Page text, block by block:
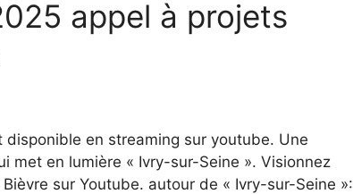
appel à projets
en streaming sur youtube. Une
met en lumière « Ivry-sur-Seine ». Visionnez
sur Youtube. autour de « Ivry-sur-Seine »: